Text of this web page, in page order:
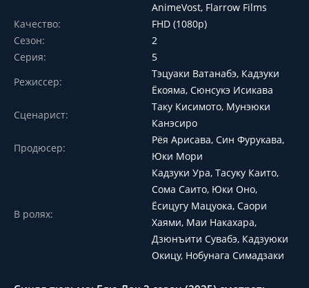
AnimeVost, Flarrow Films
Качество:
FHD (1080p)
Сезон:
2
Серия:
5
Режиссер:
Тэцуаки Ватанабэ, Кадзуки
Ёкояма, Сюнсукэ Исикава
Сценарист:
Таку Кисимото, Мунэюки
Канэсиро
Продюсер:
Рёя Арисава, Син Фурукава,
Юки Мори
В ролях:
Кадзуки Ура, Тасуку Каито,
Сома Саито, Юки Оно,
Ёсицугу Мацуока, Саори
Хаями, Маи Накахара,
Дзюнъити Сувабэ, Кадзуюки
Окицу, Нобунага Симадзаки